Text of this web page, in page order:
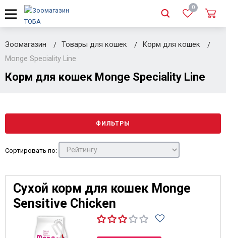
0
Зоомагазин Товары для кошек
Корм для кошек
Monge Speciality Line
Корм для кошек Monge Speciality Line
ФИЛЬТРЫ
Сортировать по:
Сухой корм для кошек Monge
Sensitive Chicken